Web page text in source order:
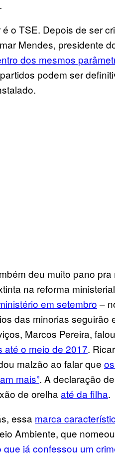
.
o TSE. Depois de ser
Mendes, presidente
dos mesmos
podem ser
deu muito pano
na reforma
em setembro –
das minorias seguirão
Marcos Pereira,
até o meio de 2017.
malzão ao falar que
mais”. A declaração
de orelha até da filha.
essa marca
Ambiente, que
que já confessou um